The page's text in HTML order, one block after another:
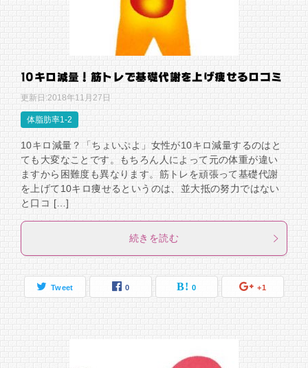
10キロ減量！筋トレで基礎代謝を上げ痩せる口コミ
更新日:2018年11月27日
体脂肪率1-2
10キロ減量？「ちょいぷよ」女性が10キロ減量するのはと
ても大変なことです。もちろん人によって元の体重が違い
ますから困難度も異なります。筋トレを頑張って基礎代謝
を上げて10キロ痩せるというのは、並大抵の努力ではない
と口コ […]
続きを読む
Tweet 0 0 +1